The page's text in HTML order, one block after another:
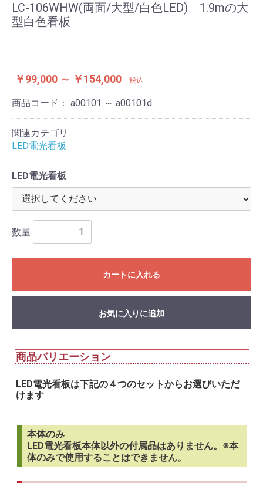
LC-106WHW(両面/大型/白色LED) 1.9mの大
型白色看板
￥99,000 ～ ￥154,000 税込
商品コード： a00101 ～ a00101d
関連カテゴリ
LED電光看板
LED電光看板
数量
カートに入れる
お気に入りに追加
商品バリエーション
LED電光看板は下記の４つのセットからお選びいただ
けます
本体のみ
LED電光看板本体以外の付属品はありません。※本
体のみで使用することはできません。